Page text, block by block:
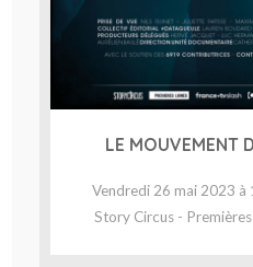
LE MOUVEMENT
Vendredi 26 mai 2023 à
Story Circus -